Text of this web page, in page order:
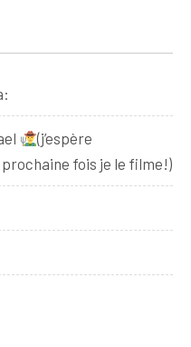
(j’espère
fois je le filme!)